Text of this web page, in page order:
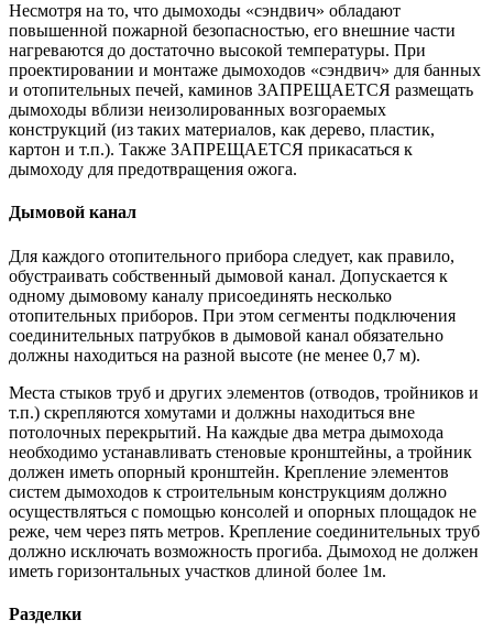
Несмотря на то, что дымоходы «сэндвич» обладают
повышенной пожарной безопасностью, его внешние части
нагреваются до достаточно высокой температуры. При
проектировании и монтаже дымоходов «сэндвич» для банных
и отопительных печей, каминов ЗАПРЕЩАЕТСЯ размещать
дымоходы вблизи неизолированных возгораемых
конструкций (из таких материалов, как дерево, пластик,
картон и т.п.). Также ЗАПРЕЩАЕТСЯ прикасаться к
дымоходу для предотвращения ожога.
Дымовой канал
Для каждого отопительного прибора следует, как правило,
обустраивать собственный дымовой канал. Допускается к
одному дымовому каналу присоединять несколько
отопительных приборов. При этом сегменты подключения
соединительных патрубков в дымовой канал обязательно
должны находиться на разной высоте (не менее 0,7 м).
Места стыков труб и других элементов (отводов, тройников и
т.п.) скрепляются хомутами и должны находиться вне
потолочных перекрытий. На каждые два метра дымохода
необходимо устанавливать стеновые кронштейны, а тройник
должен иметь опорный кронштейн. Крепление элементов
систем дымоходов к строительным конструкциям должно
осуществляться с помощью консолей и опорных площадок не
реже, чем через пять метров. Крепление соединительных труб
должно исключать возможность прогиба. Дымоход не должен
иметь горизонтальных участков длиной более 1м.
Разделки